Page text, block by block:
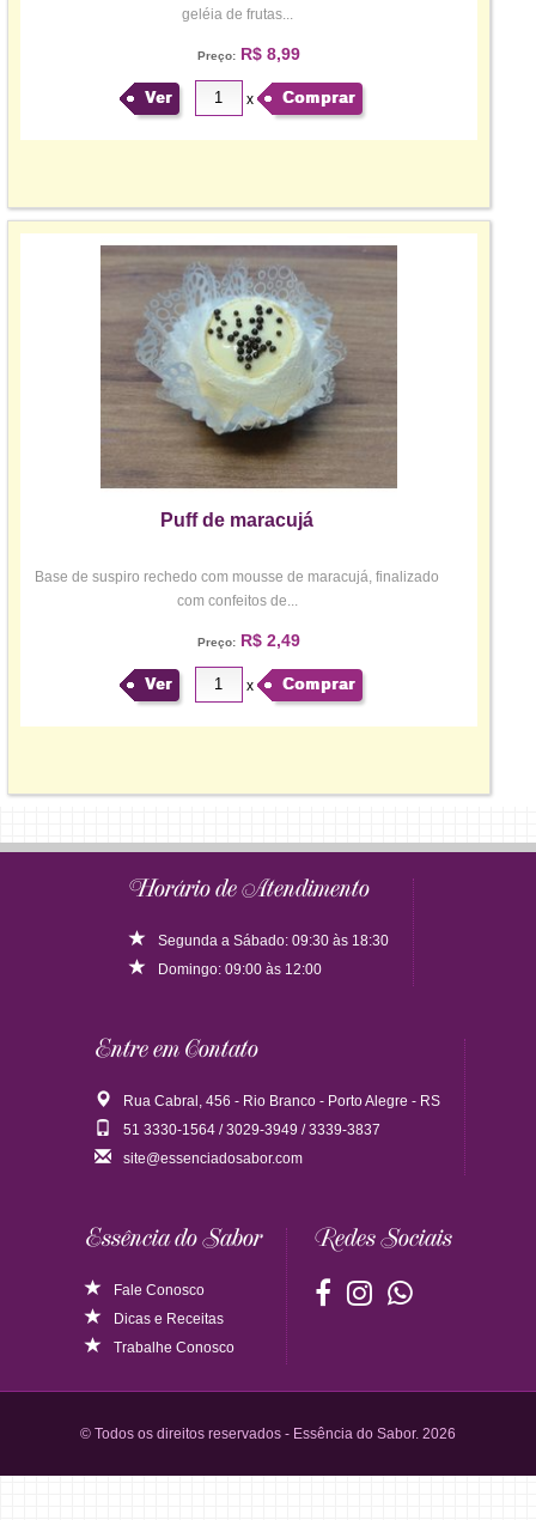
geléia de frutas...
Preço:R$ 8,99
Ver x Comprar
Puff de maracujá
Base de suspiro rechedo com mousse de maracujá, finalizado
com confeitos de...
Preço:R$ 2,49
Ver x Comprar
Horário de Atendimento
Segunda a Sábado: 09:30 às 18:30
Domingo: 09:00 às 12:00
Entre em Contato
Rua Cabral, 456 - Rio Branco - Porto Alegre - RS
51 3330-1564 / 3029-3949 / 3339-3837
site@essenciadosabor.com
Essência do Sabor
Fale Conosco
Dicase Receitas
Trabalhe Conosco
Redes Sociais
© Todos os direitos reservados - Essência do Sabor. 2026